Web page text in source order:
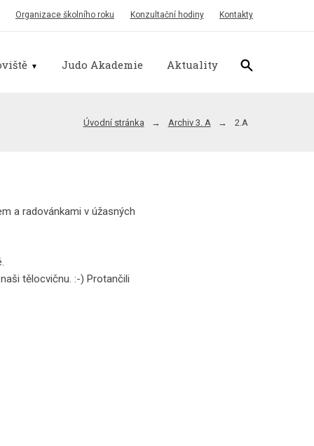
Organizace školního roku Konzultační hodiny Kontakty
Judo Akademie Aktuality
Úvodní stránka Archiv 3. A 2.A
a radovánkami v úžasných
tělocvičnu. :-) Protančili